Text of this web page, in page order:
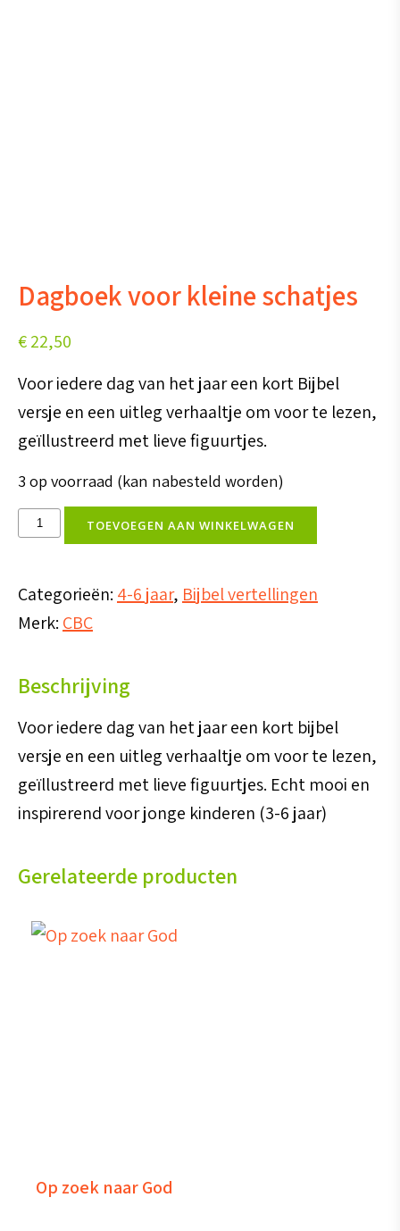
Dagboek voor kleine schatjes
€22,50
Voor iedere dag van het jaar een kort Bijbel
versje en een uitleg verhaaltje om voor te lezen,
geïllustreerd met lieve figuurtjes.
3 op voorraad (kan nabesteld worden)
Dagboek
schatjes
aantal
TOEVOEGEN AAN WINKELWAGEN
Categorieën: 4-6 jaar, Bijbel vertellingen
Merk: CBC
Beschrijving
Voor iedere dag van het jaar een kort bijbel
versje en een uitleg verhaaltje om voor te lezen,
geïllustreerd met lieve figuurtjes. Echt mooi en
inspirerend voor jonge kinderen (3-6 jaar)
Gerelateerde producten
Op zoek naar God